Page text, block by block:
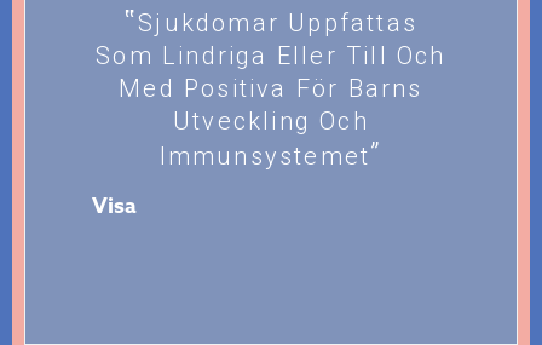
Sjukdomar Uppfattas
Som Lindriga Eller Till Och
Med Positiva För Barns
Utveckling Och
Immunsystemet
Visa